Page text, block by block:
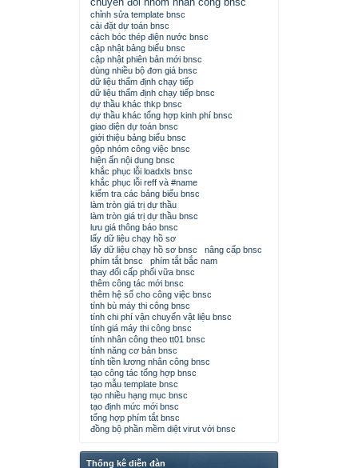
chỉnh sửa template bnsc
cài đặt dự toán bnsc
cách bóc thép điện nước bnsc
cập nhật bảng biểu bnsc
cập nhật phiên bản mới bnsc
dùng nhiều bộ đơn giá bnsc
dữ liệu thẩm định chạy tiếp
dữ liệu thẩm định chạy tiếp bnsc
dự thầu khác thkp bnsc
dự thầu khác tổng hợp kinh phí bnsc
giao diện dự toán bnsc
giới thiệu bảng biểu bnsc
gộp nhóm công việc bnsc
hiện ẩn nội dung bnsc
khắc phục lỗi loadxls bnsc
khắc phục lỗi reff và #name
kiểm tra các bảng biểu bnsc
làm tròn giá trị dự thầu
làm tròn giá trị dự thầu bnsc
lưu giá thông báo bnsc
lấy dữ liệu chạy hồ sơ
lấy dữ liệu chạy hồ sơ bnsc
nâng cấp bnsc
phím tắt bnsc
phím tắt bắc nam
thay đổi cấp phối vữa bnsc
thêm công tác mới bnsc
thêm hệ số cho công việc bnsc
tính bù máy thi công bnsc
tính chi phí vận chuyển vật liệu bnsc
tính giá máy thi công bnsc
tính nhân công theo tt01 bnsc
tính năng cơ bản bnsc
tính tiền lương nhân công bnsc
tạo công tác tổng hợp bnsc
tạo mẫu template bnsc
tạo nhiều hạng mục bnsc
tạo định mức mới bnsc
tổng hợp phím tắt bnsc
đồng bộ phần mềm diệt virut với bnsc
Thống kê diễn đàn